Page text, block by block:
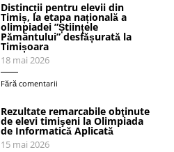
Distincții pentru elevii din
Timiș, la etapa națională a
olimpiadei ”Științele
Pământului” desfășurată la
Timișoara
18 mai 2026
Fără comentarii
Rezultate remarcabile obţinute
de elevi timişeni la Olimpiada
de Informatică Aplicată
15 mai 2026